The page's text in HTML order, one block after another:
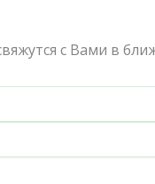
с Вами в